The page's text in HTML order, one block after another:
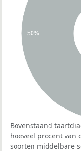
50%
Bovenstaand
hoeveel procent van
soorten middelbare